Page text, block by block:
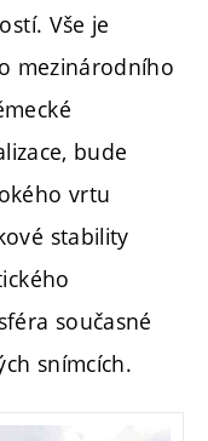
Vše je
mezinárodního
bude
vrtu
stability
současné
snímcích.